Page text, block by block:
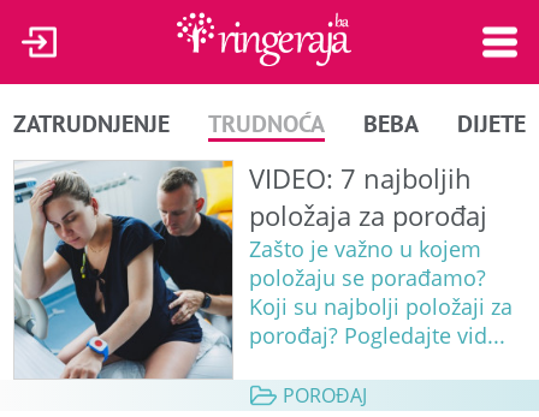
ZATRUDNJENJE TRUDNOĆA BEBA DIJETE
VIDEO: 7 najboljih
položaja za porođaj
Zašto je važno u kojem
položaju se porađamo?
Koji su najbolji položaji za
porođaj? Pogledajte vid...
POROĐAJ